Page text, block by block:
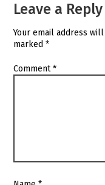
Leave a Reply
Your email address
marked*
Comment*